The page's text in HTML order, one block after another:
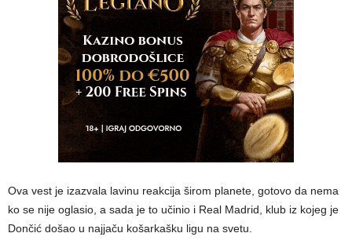
Ova vest je izazvala lavinu reakcija širom planete, gotovo da nema
ko se nije oglasio, a sada je to učinio i Real Madrid, klub iz kojeg je
Dončić došao u najjaču košarkašku ligu na svetu.